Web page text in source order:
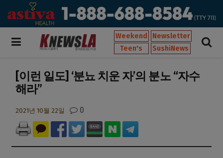
Weekend
Newsletter
Teen's
SushiNews
[이런 일도] ‘분뇨 치운 자’의 분노 “자수
해라”
2021년 10월 22일 0